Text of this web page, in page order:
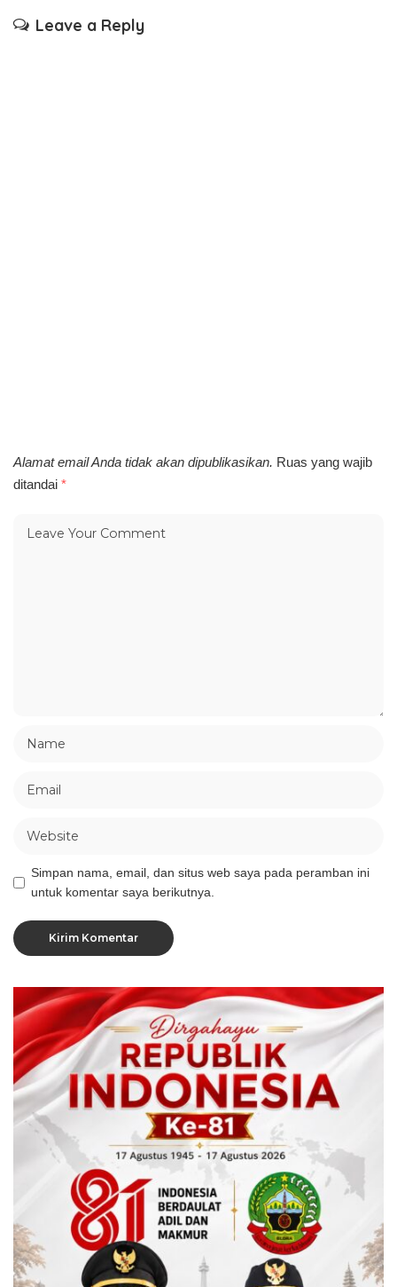
Leave a Reply
Alamat email Anda tidak akan dipublikasikan. Ruas yang wajib
ditandai *
Simpan nama, email, dan situs web saya pada peramban ini
untuk komentar saya berikutnya.